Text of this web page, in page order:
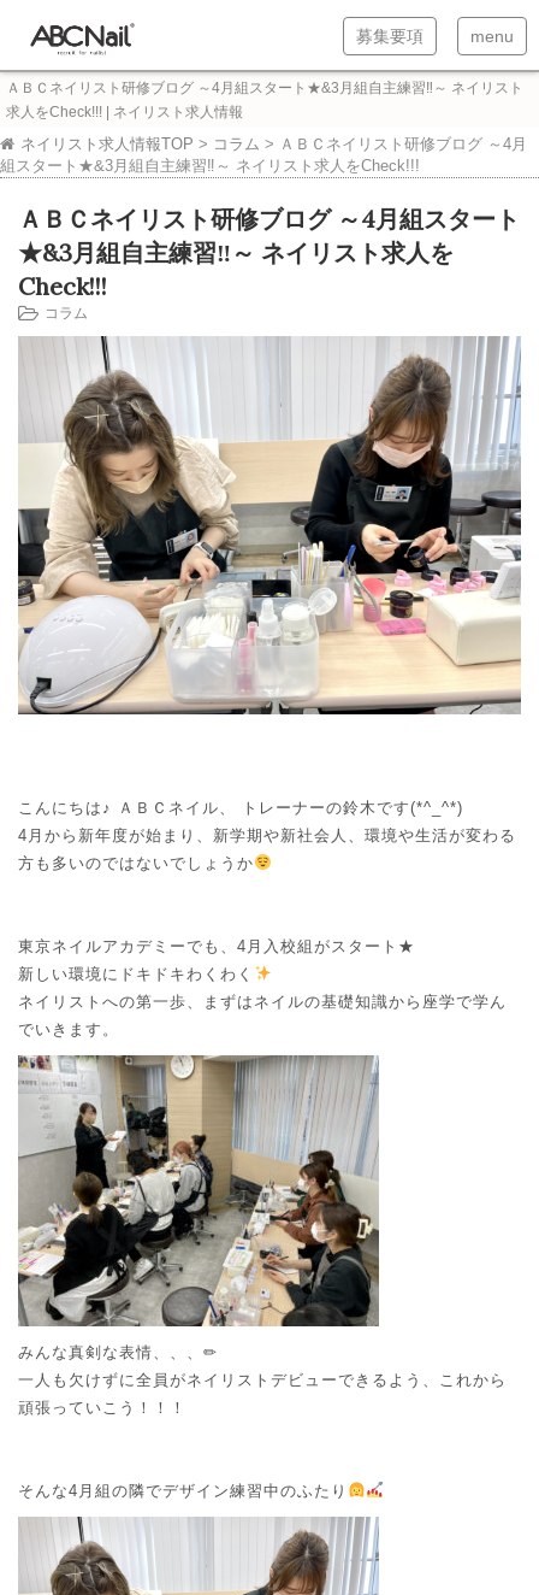
T
o
g
l
e
a
t
o
n
募集要項
T
o
g
l
e
g
a
t
i
o
n
menu
ＡＢＣネイリスト研修ブログ ～4月組スタート★&3月組自主練習‼～ ネイリスト
求人をCheck!!! | ネイリスト求人情報
ネイリスト求人情報TOP > コラム > ＡＢＣネイリスト研修ブログ ～4月
組スタート★&3月組自主練習‼～ ネイリスト求人をCheck!!!
ＡＢＣネイリスト研修ブログ ～4月組スタート
★&3月組自主練習‼～ ネイリスト求人を
Check!!!
コラム
こんにちは♪ ＡＢＣネイル、 トレーナーの鈴木です(*^_^*)
4月から新年度が始まり、新学期や新社会人、環境や生活が変わる
方も多いのではないでしょうか
東京ネイルアカデミーでも、4月入校組がスタート★
新しい環境にドキドキわくわく
ネイリストへの第一歩、まずはネイルの基礎知識から座学で学ん
でいきます。
みんな真剣な表情、、、✏
一人も欠けずに全員がネイリストデビューできるよう、これから
頑張っていこう！！！
そんな4月組の隣でデザイン練習中のふたり